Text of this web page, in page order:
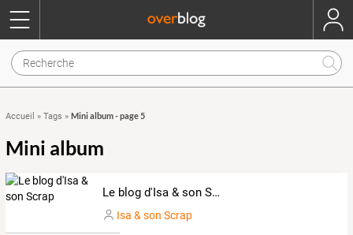
Accueil » Tags » Mini album - page 5
Mini album
Le blog d'Isa & son Scrap
Isa & son Scrap